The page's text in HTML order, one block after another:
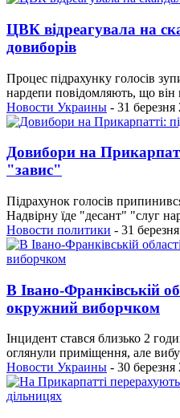
ЦВК відреагувала на
довиборів
Процес підрахунку голосів
нардепи повідомляють, що він
Новости Украины - 31 березня
Довибори на
"завис"
Підрахунок голосів
Надвірну їде "десант" "слуг
Новости политики - 31
В Івано-Франківській
окружний виборчком
Інцидент стався близько 2
оглянули приміщення, але
Новости Украины - 30